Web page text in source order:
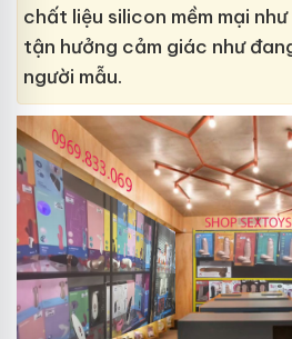
chất liệu silicon mềm mại
tận hưởng cảm giác như
người mẫu.